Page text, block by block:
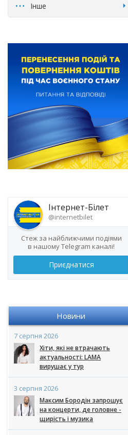
Інше
Інтернет-Білет
@internetbilet
Стеж за найближчими подіями
в нашому Telegram каналі!
Приєднатися
Новини
7 серпня 2026
Хіти, які не втрачають
актуальності: LAMA
вирушає у тур
3 серпня 2026
Максим Бородін запрошує
на концерти, де головне -
щирість і музика